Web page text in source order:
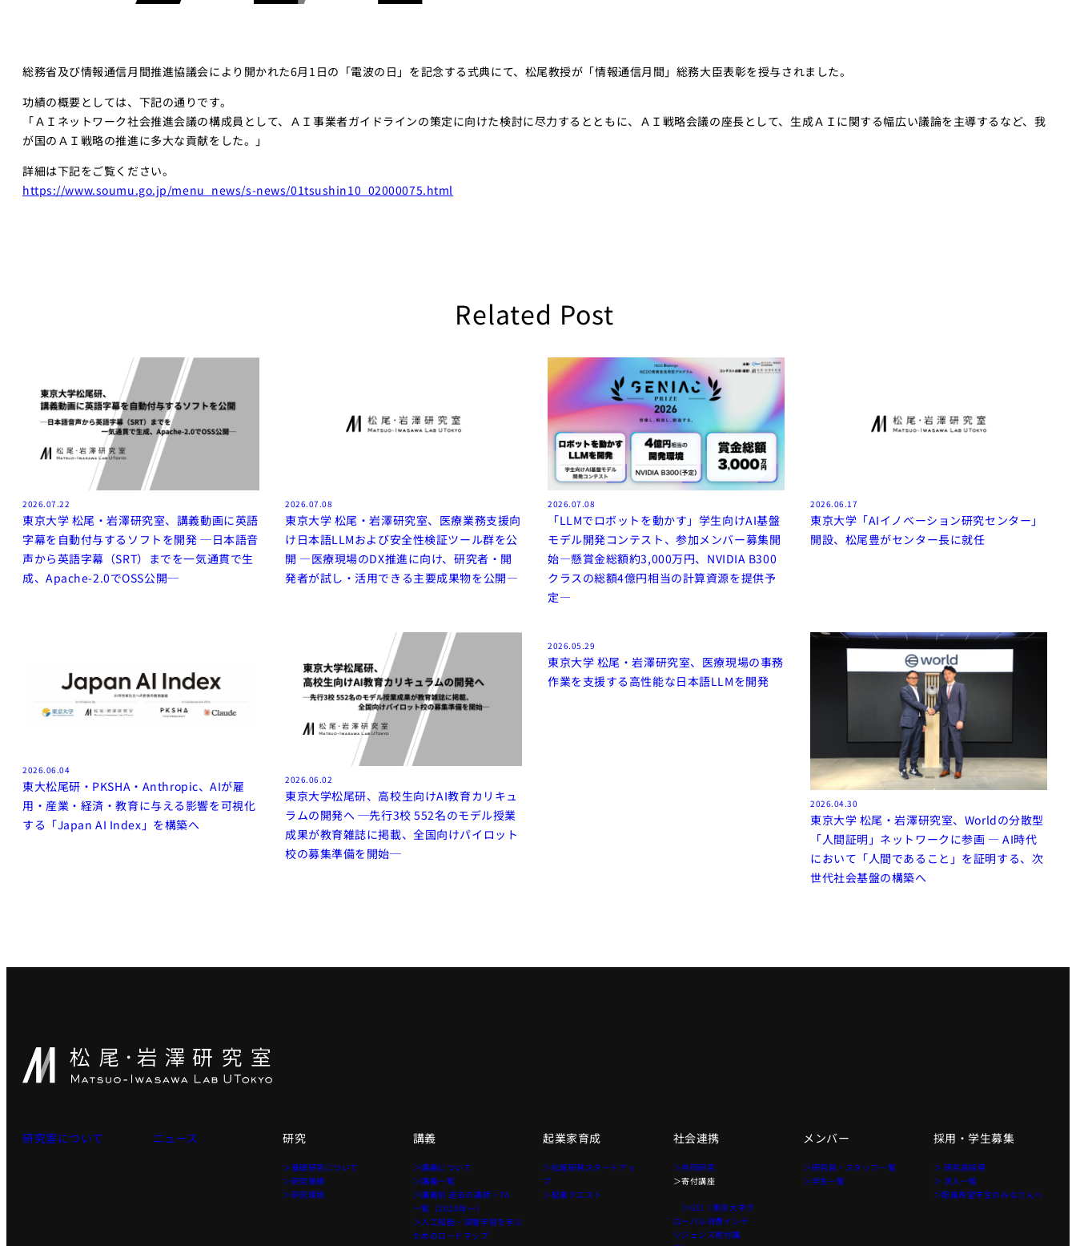
総務省及び情報通信月間推進協議会により開かれた6月1日の「電波の日」を記念する式典にて、松尾教授が「情報通信月間」総務大臣表彰を授与されました。
功績の概要としては、下記の通りです。
「ＡＩネットワーク社会推進会議の構成員として、ＡＩ事業者ガイドラインの策定に向けた検討に尽力するとともに、ＡＩ戦略会議の座長として、生成ＡＩに関する幅広い議論を主導するなど、我
が国のＡＩ戦略の推進に多大な貢献をした。」
詳細は下記をご覧ください。
https://www.soumu.go.jp/menu_news/s-news/01tsushin10_02000075.html
Related Post
2026.07.22
東京大学 松尾・岩澤研究室、講義動画に英語
字幕を自動付与するソフトを開発 ─日本語音
声から英語字幕（SRT）までを一気通貫で生
成、Apache-2.0でOSS公開─
2026.07.08
東京大学 松尾・岩澤研究室、医療業務支援向
け日本語LLMおよび安全性検証ツール群を公
開 ―医療現場のDX推進に向け、研究者・開
発者が試し・活用できる主要成果物を公開―
2026.07.08
「LLMでロボットを動かす」学生向けAI基盤
モデル開発コンテスト、参加メンバー募集開
始―懸賞金総額約3,000万円、NVIDIA B300
クラスの総額4億円相当の計算資源を提供予
定―
2026.06.17
東京大学「AIイノベーション研究センター」
開設、松尾豊がセンター長に就任
2026.06.04
東大松尾研・PKSHA・Anthropic、AIが雇
用・産業・経済・教育に与える影響を可視化
する「Japan AI Index」を構築へ
2026.06.02
東京大学松尾研、高校生向けAI教育カリキュ
ラムの開発へ ─先行3校 552名のモデル授業
成果が教育雑誌に掲載、全国向けパイロット
校の募集準備を開始─
2026.05.29
東京大学 松尾・岩澤研究室、医療現場の事務
作業を支援する高性能な日本語LLMを開発
2026.04.30
東京大学 松尾・岩澤研究室、Worldの分散型
「人間証明」ネットワークに参画 — AI時代
において「人間であること」を証明する、次
世代社会基盤の構築へ
研究室について ニュース 研究
＞基礎研究について
＞研究業績
＞研究環境
講義
＞講義について
＞講義一覧
＞講義別 過去の講師・TA
一覧（2020年〜）
＞人工知能・深層学習を学ぶ
ためのロードマップ
起業家育成
＞松尾研発スタートアッ
プ
＞起業クエスト
社会連携
＞共同研究
＞寄付講座
＞GCI（東京大学グ
ローバル消費インテ
リジェンス寄付講
メンバー
＞研究員・スタッフ一覧
＞学生一覧
採用・学生募集
＞ 研究員採用
＞ 求人一覧
＞配属希望学生のみなさんへ